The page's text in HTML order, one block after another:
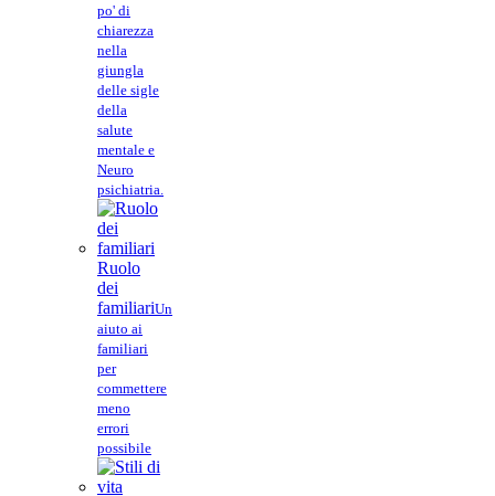
po' di
chiarezza
nella
giungla
delle sigle
della
salute
mentale e
Neuro
psichiatria.
Ruolo
dei
familiariUn
aiuto ai
familiari
per
commettere
meno
errori
possibile